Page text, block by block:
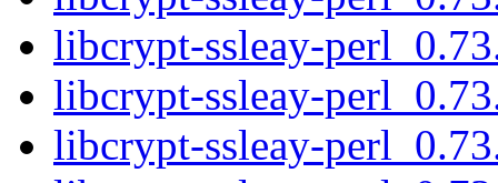
libcrypt-ssleay-
libcrypt-ssleay-
libcrypt-ssleay-